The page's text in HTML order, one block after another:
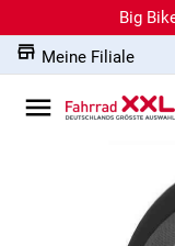
Big
Meine Filiale